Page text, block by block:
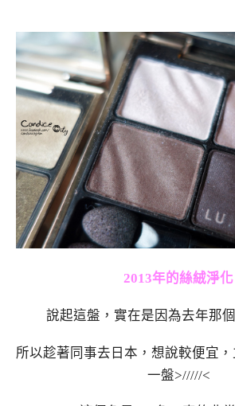
2013年的絲絨淨化
說起這盤，實在是因為去年那
所以趁著同事去日本，想說較便宜
一盤>/////<